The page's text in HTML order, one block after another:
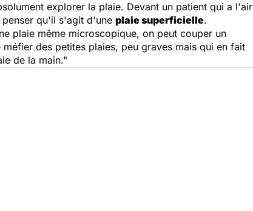
explorer la plaie. Devant un patient qui a l'air
qu'il s'agit d'une plaie superficielle.
plaie même microscopique, on peut couper un
des petites plaies, peu graves mais qui en fait
de la main."